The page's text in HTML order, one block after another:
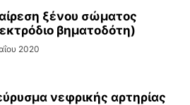
ξένου σώματος
βηματοδότη)
2020
νεφρικής αρτηρίας